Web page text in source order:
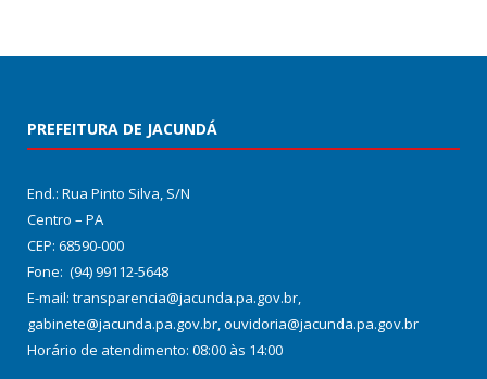
PREFEITURA DE JACUNDÁ
End.: Rua Pinto Silva, S/N
Centro – PA
CEP: 68590-000
Fone: (94) 99112-5648
E-mail: transparencia@jacunda.pa.gov.br,
gabinete@jacunda.pa.gov.br, ouvidoria@jacunda.pa.gov.br
Horário de atendimento: 08:00 às 14:00